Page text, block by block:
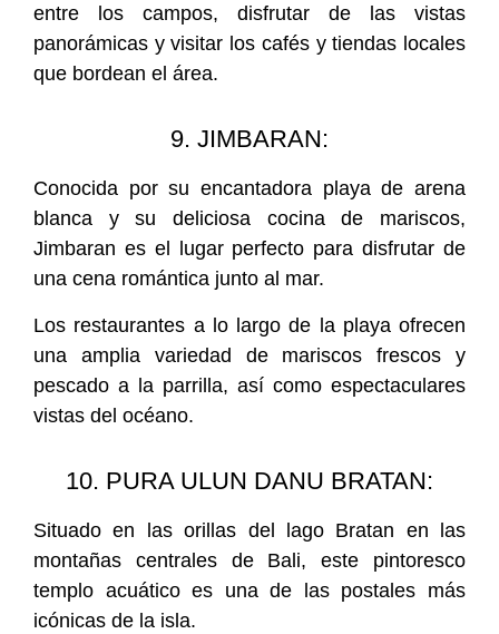
entre los campos, disfrutar de las vistas
panorámicas y visitar los cafés y tiendas locales
que bordean el área.
9. JIMBARAN:
Conocida por su encantadora playa de arena
blanca y su deliciosa cocina de mariscos,
Jimbaran es el lugar perfecto para disfrutar de
una cena romántica junto al mar.
Los restaurantes a lo largo de la playa ofrecen
una amplia variedad de mariscos frescos y
pescado a la parrilla, así como espectaculares
vistas del océano.
10. PURA ULUN DANU BRATAN:
Situado en las orillas del lago Bratan en las
montañas centrales de Bali, este pintoresco
templo acuático es una de las postales más
icónicas de la isla.